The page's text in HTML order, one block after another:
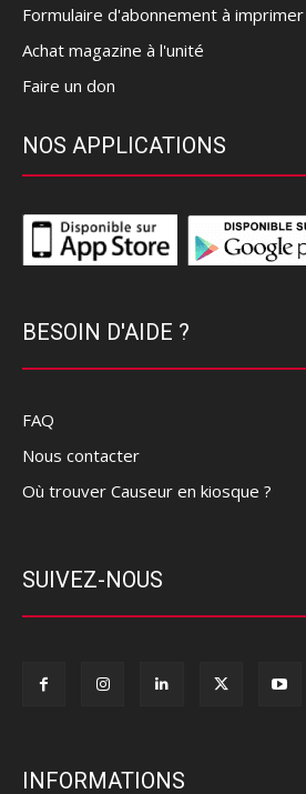
Formulaire d'abonnement à imprimer
Achat magazine à l'unité
Faire un don
NOS APPLICATIONS
BESOIN D'AIDE ?
FAQ
Nous contacter
Où trouver Causeur en kiosque ?
SUIVEZ-NOUS
INFORMATIONS